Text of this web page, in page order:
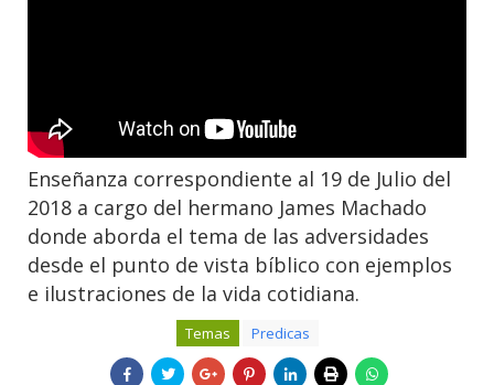
Enseñanza correspondiente al 19 de Julio del
2018 a cargo del hermano James Machado
donde aborda el tema de las adversidades
desde el punto de vista bíblico con ejemplos
e ilustraciones de la vida cotidiana.
Temas Predicas